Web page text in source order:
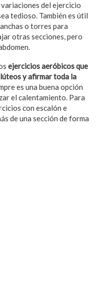
del ejercicio
tedioso. También es útil
o torres para
otras secciones, pero
ejercicios aeróbicos que
y afirmar toda la
es una buena opción
el calentamiento. Para
con escalón e
de una sección de forma